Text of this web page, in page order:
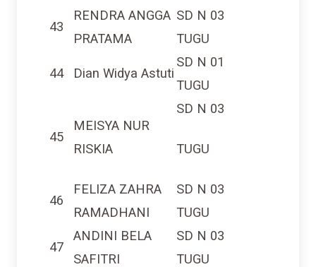
43
RENDRA ANGGA
PRATAMA
SD N 03
TUGU
44 Dian Widya Astuti
SD N 01
TUGU
45
MEISYA NUR
RISKIA
SD N 03
TUGU
46
FELIZA ZAHRA
RAMADHANI
SD N 03
TUGU
47
ANDINI BELA
SAFITRI
SD N 03
TUGU